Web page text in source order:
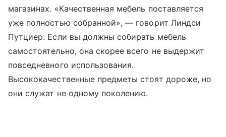
магазинах. «Качественная мебель поставляется
уже полностью собранной», — говорит Линдси
Путциер. Если вы должны собирать мебель
самостоятельно, она скорее всего не выдержит
повседневного использования.
Высококачественные предметы стоят дороже, но
они служат не одному поколению.